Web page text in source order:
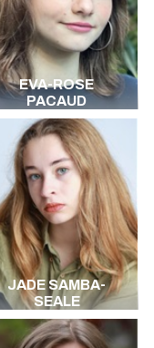
EVA-ROSE
PACAUD
JADE SAMBA-
SEALE